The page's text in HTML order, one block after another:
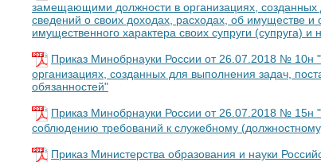
замещающими должности в организациях, созданных
сведений о своих доходах, расходах, об имуществе и
имущественного характера своих супруги (супруга)
Приказ Минобрнауки России от 26.07.2018 № 10н
организациях, созданных для выполнения задач,
обязанностей"
Приказ Минобрнауки России от 26.07.2018 № 15н
соблюдению требований к служебному
Приказ Министерства образования и науки